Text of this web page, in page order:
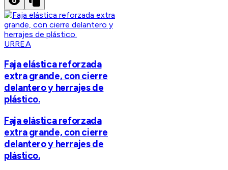
URREA
Faja elástica reforzada
extra grande, con cierre
delantero y herrajes de
plástico.
Faja elástica reforzada
extra grande, con cierre
delantero y herrajes de
plástico.